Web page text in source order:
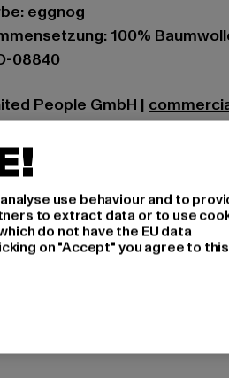
eggnog
100%
08840
People GmbH |
| 31011 Asolo | IT
GRÖSSE & PASSFORM
use behaviour and to
to extract data or to use
do not have the EU data
on "Accept" you agree to